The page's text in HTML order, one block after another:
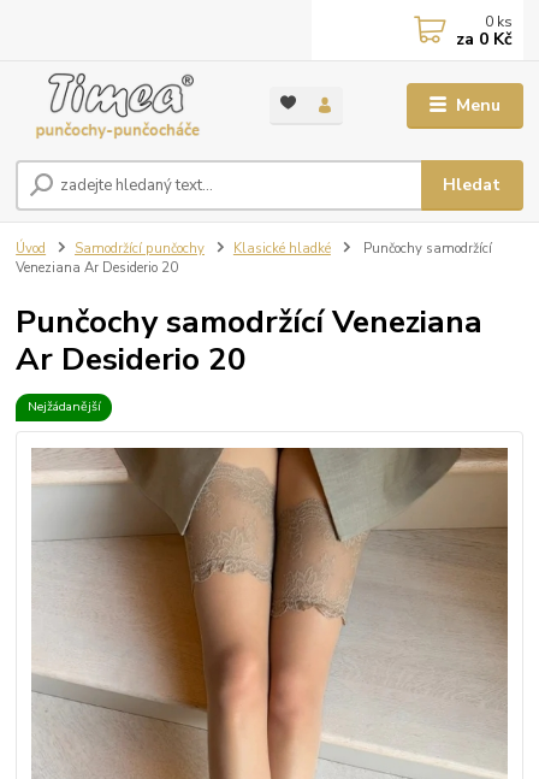
Menu
Hledat
0 ks
za 0 Kč
Úvod Samodržící punčochy Klasické hladké
Punčochy samodržící
Veneziana Ar Desiderio 20
Punčochy samodržící Veneziana
Ar Desiderio 20
Nejžádanější